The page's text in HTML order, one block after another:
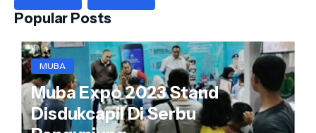
Popular Posts
MUBA
Muba Expo 2023 Stand
Disdukcapil Di Serbu